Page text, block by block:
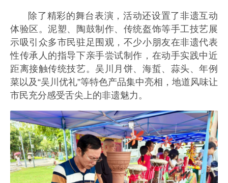
除了精彩的舞台表演，活动还设置了非遗互动
体验区。泥塑、陶鼓制作、传统盔饰等手工技艺展
示吸引众多市民驻足围观，不少小朋友在非遗代表
性传承人的指导下亲手尝试制作，在动手实践中近
距离接触传统技艺。吴川月饼、海蜇、蒜头、年例
菜以及“吴川优礼”等特色产品集中亮相，地道风味让
市民充分感受舌尖上的非遗魅力。